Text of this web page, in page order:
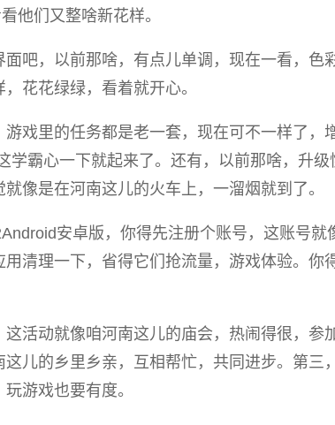
他们又整啥新花样。
吧，以前那啥，有点儿单调，现在一看，色
花花绿绿，看着就开心。
戏里的任务都是老一套，现在可不一样了，
学霸心一下就起来了。还有，以前那啥，升级
像是在河南这儿的火车上，一溜烟就到了。
安卓版，你得先注册个账号，这账号就
清理一下，省得它们抢流量，游戏体验。你
活动就像咱河南这儿的庙会，热闹得很，参
儿的乡里乡亲，互相帮忙，共同进步。第三
游戏也要有度。